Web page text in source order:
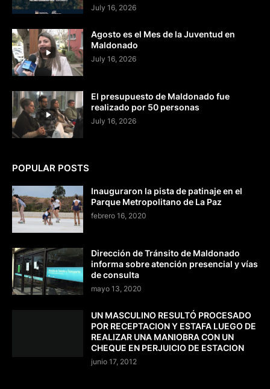
July 16, 2026
Agosto es el Mes de la Juventud en
Maldonado
July 16, 2026
El presupuesto de Maldonado fue
realizado por 50 personas
July 16, 2026
POPULAR POSTS
Inauguraron la pista de patinaje en el
Parque Metropolitano de La Paz
febrero 16, 2020
Dirección de Tránsito de Maldonado
informa sobre atención presencial y vías
de consulta
mayo 13, 2020
UN MASCULINO RESULTÓ PROCESADO
POR RECEPTACION Y ESTAFA LUEGO DE
REALIZAR UNA MANIOBRA CON UN
CHEQUE EN PERJUICIO DE ESTACION
junio 17, 2012